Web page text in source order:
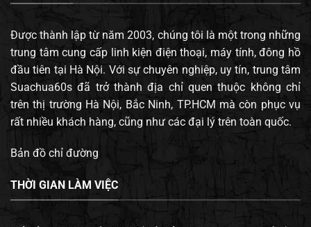
Được thành lập từ năm 2003, chúng tôi là một trong những
trung tâm cung cấp linh kiện điện thoại, máy tính, đông hồ
đầu tiên tại Hà Nội. Với sự chuyên nghiệp, uy tín, trung tâm
Suachua60s đã trở thành địa chỉ quen thuộc không chỉ
trên thị trường Hà Nội, Bắc Ninh, TP.HCM mà còn phục vụ
rất nhiều khách hàng, cũng như các đại lý trên toàn quốc.
Bản đồ chỉ đường
THỜI GIAN LÀM VIỆC